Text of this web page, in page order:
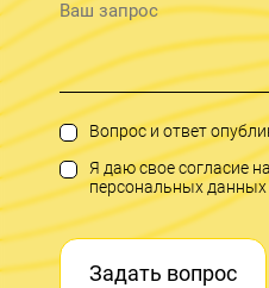
Вопрос и ответ
Я даю свое согласие
персональных данных
Задать вопрос